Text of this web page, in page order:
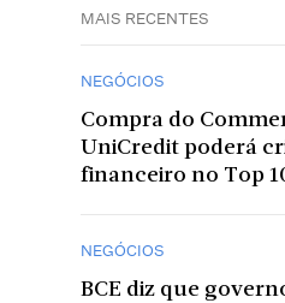
MAIS RECENTES
NEGÓCIOS
Compra do
UniCredit poderá
financeiro no Top
NEGÓCIOS
BCE diz que